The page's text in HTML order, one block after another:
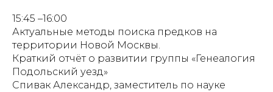
15:45 –16:00
Актуальные методы поиска предков на
территории Новой Москвы.
Краткий отчёт о развитии группы «Генеалогия
Подольский уезд»
Спивак Александр, заместитель по науке